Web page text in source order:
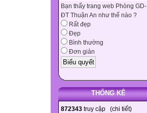
Bạn thấy trang web Phòng GD-
ĐT Thuận An như thế nào ?
Rất đẹp
Đẹp
Bình thường
Đơn giản
THỐNG KÊ
872343 truy cập (chi tiết)